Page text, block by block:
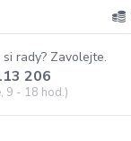
rady? Zavolejte.
206
9 - 18 hod.)